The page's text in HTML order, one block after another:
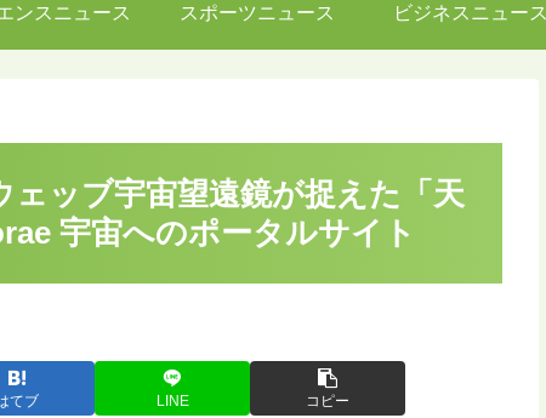
ンスニュース スポーツニュース ビジネスニュース
ェッブ宇宙望遠鏡が捉えた「天
宇宙へのポータルサイト
てブ LINE コピー